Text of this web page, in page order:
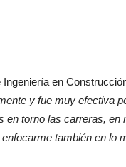
en
y fue muy efectiva
torno las carreras, en
también en lo